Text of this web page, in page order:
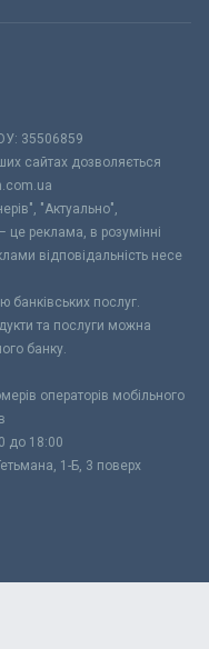
35506859
сайтах дозволяється
"Актуально",
реклама, в розумінні
відповідальність несе
банківських послуг.
та послуги можна
банку.
операторів мобільного
до 18:00
1-Б, 3 поверх